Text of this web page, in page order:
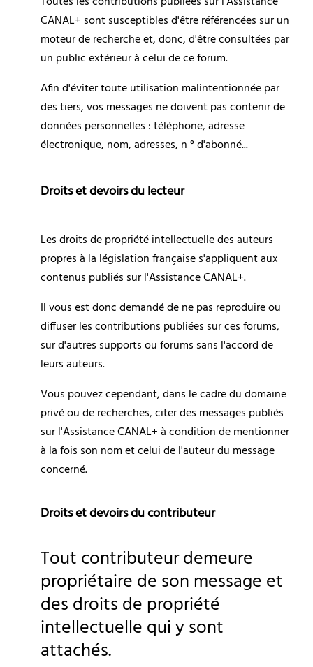
CANAL+ sont susceptibles d'être référencées sur un
moteur de recherche et, donc, d'être consultées par
un public extérieur à celui de ce forum.
Afin d'éviter toute utilisation malintentionnée par
des tiers, vos messages ne doivent pas contenir de
données personnelles : téléphone, adresse
électronique, nom, adresses, n ° d'abonné...
Droits et devoirs du lecteur
Les droits de propriété intellectuelle des auteurs
propres à la législation française s'appliquent aux
contenus publiés sur l'Assistance CANAL+.
Il vous est donc demandé de ne pas reproduire ou
diffuser les contributions publiées sur ces forums,
sur d'autres supports ou forums sans l'accord de
leurs auteurs.
Vous pouvez cependant, dans le cadre du domaine
privé ou de recherches, citer des messages publiés
sur l'Assistance CANAL+ à condition de mentionner
à la fois son nom et celui de l'auteur du message
concerné.
Droits et devoirs du contributeur
Tout contributeur demeure
propriétaire de son message et
des droits de propriété
intellectuelle qui y sont
attachés.